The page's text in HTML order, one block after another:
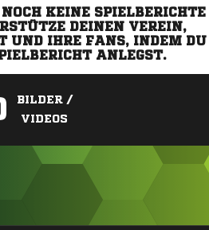
KEINE SPIELBERICHTE
DEINEN VEREIN,
UND IHRE FANS, INDEM DU
ANLEGST.
BILDER /
VIDEOS